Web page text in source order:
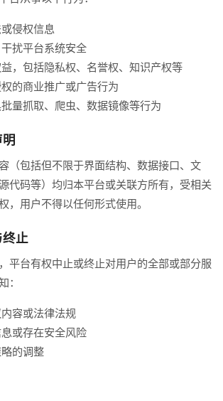
侵权信息
扰平台系统安全
，包括隐私权、名誉权、知识产权等
的商业推广或广告行为
量抓取、爬虫、数据镜像等行为
（包括但不限于界面结构、数据接口、文
代码等）均归本平台或关联方所有，受相关
，用户不得以任何形式使用。
止
平台有权中止或终止对用户的全部或部分服
：
容或法律法规
或存在安全风险
的调整